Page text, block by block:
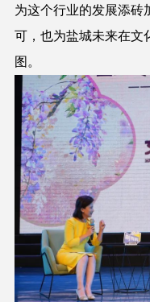
为这个行业的发展添砖
可，也为盐城未来在文
图。